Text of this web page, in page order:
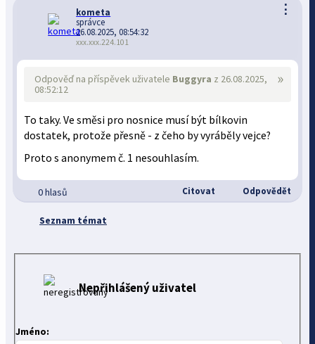
⋮
kometa
správce
26.08.2025, 08:54:32
xxx.xxx.224.101
»
Odpověď na příspěvek uživatele Buggyra z 26.08.2025,
08:52:12
To taky. Ve směsi pro nosnice musí být bílkovin
dostatek, protože přesně - z čeho by vyráběly vejce?
Proto s anonymem č. 1 nesouhlasím.
0 hlasů Citovat Odpovědět
Seznam témat
Nepřihlášený uživatel
Jméno: